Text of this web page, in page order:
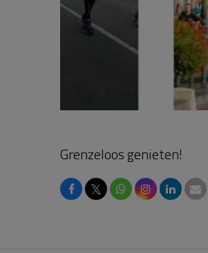
Grenzeloos genieten!
𝕏